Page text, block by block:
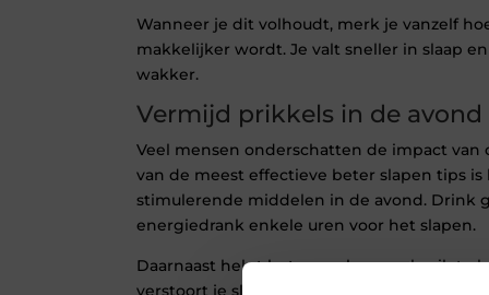
Wanneer je dit volhoudt, merk je vanzelf
makkelijker wordt. Je valt sneller in slaap
wakker.
Vermijd prikkels in de avond
Veel mensen onderschatten de impact van
van de meest effectieve beter slapen tips
stimulerende middelen in de avond. Drink
energiedrank enkele uren voor het slapen.
Daarnaast helpt het om schermgebruik te
verstoort je slaapritme. Wil je echt ervaren